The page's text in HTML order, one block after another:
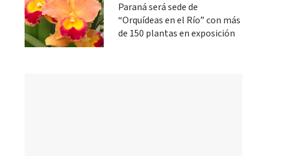
Paraná será sede de
“Orquídeas en el Río” con más
de 150 plantas en exposición